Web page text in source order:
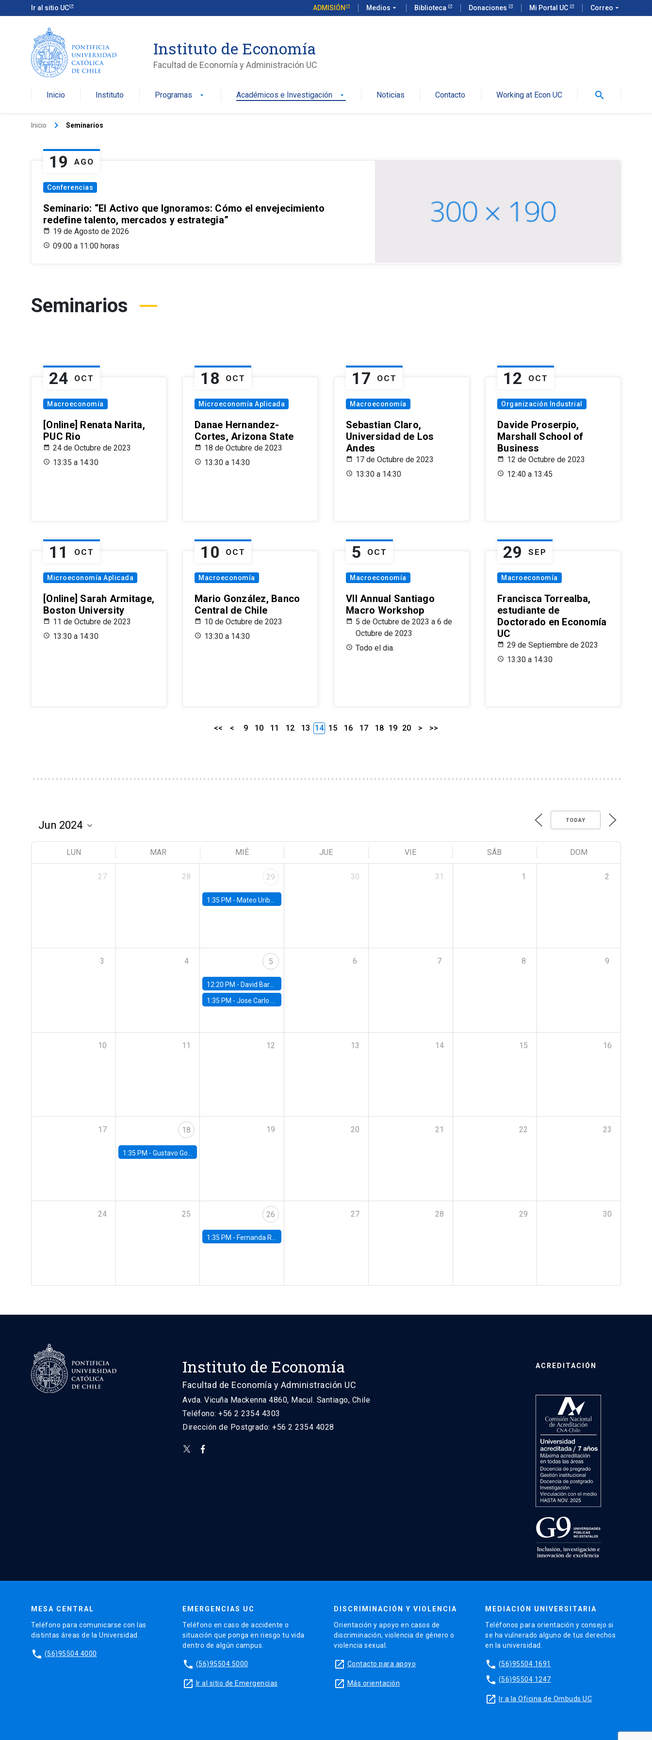
Ir al sitio UC ADMISIÓN Medios arrow_drop_down Biblioteca Donaciones Mi Portal UC Correo arrow_drop_down
Instituto de Economía
Facultad de Economía y Administración UC
Inicio Instituto Programas arrow_drop_down Académicos e Investigación arrow_drop_down Noticias Contacto Working at Econ UC search
Inicio keyboard_arrow_right Seminarios
19 AGO
Conferencias
Seminario: “El Activo que Ignoramos: Cómo el envejecimiento
redefine talento, mercados y estrategia”
19 de Agosto de 2026
09:00 a 11:00 horas
Seminarios
24 OCT
Macroeconomía
[Online] Renata Narita,
PUC Rio
24 de Octubre de 2023
13:35 a 14:30
18 OCT
Microeconomía Aplicada
Danae Hernandez-
Cortes, Arizona State
18 de Octubre de 2023
13:30 a 14:30
17 OCT
Macroeconomía
Sebastian Claro,
Universidad de Los
Andes
17 de Octubre de 2023
13:30 a 14:30
12 OCT
Organización Industrial
Davide Proserpio,
Marshall School of
Business
12 de Octubre de 2023
12:40 a 13:45
11 OCT
Microeconomía Aplicada
[Online] Sarah Armitage,
Boston University
11 de Octubre de 2023
13:30 a 14:30
10 OCT
Macroeconomía
Mario González, Banco
Central de Chile
10 de Octubre de 2023
13:30 a 14:30
5 OCT
Macroeconomía
VII Annual Santiago
Macro Workshop
5 de Octubre de 2023 a 6 de
Octubre de 2023
Todo el dia.
29 SEP
Macroeconomía
Francisca Torrealba,
estudiante de
Doctorado en Economía
UC
29 de Septiembre de 2023
13:30 a 14:30
<< < 9 10 11 12 13 14 15 16 17 18 19 20 > >>
TODAY
LUN MAR MIÉ JUE VIE SÁB DOM
27 28 29
1:35 PM - Mateo Uribe-Castro, Universidad de los Andes (Colombia)
30 31 1 2
3 4 5
12:20 PM - David Bardey, Universidad de los Andes - CEDE
1:35 PM -Jose Carlo Bermudez, UC (ME) & World Bank
6 7 8 9
10 11 12 13 14 15 16
17 18
1:35 PM - Gustavo González, Banco Central de Chile
19 20 21 22 23
24 25 26
1:35 PM - Fernanda Rojas Ampuero, University of Wisconsin-Madison
27 28 29 30
Instituto de Economía
Facultad de Economía y Administración UC
Avda. Vicuña Mackenna 4860, Macul. Santiago, Chile
Teléfono: +56 2 2354 4303
Dirección de Postgrado: +56 2 2354 4028
ACREDITACIÓN
MESA CENTRAL
Teléfono para comunicarse con las
distintas áreas de la Universidad.
phone (56)95504 4000
EMERGENCIAS UC
Teléfono en caso de accidente o
situación que ponga en riesgo tu vida
dentro de algún campus.
phone (56)95504 5000
launch Ir al sitio de Emergencias
DISCRIMINACIÓN Y VIOLENCIA
Orientación y apoyo en casos de
discriminación, violencia de género o
violencia sexual.
launch Contacto para apoyo
launch Más orientación
MEDIACIÓN UNIVERSITARIA
Teléfonos para orientación y consejo si
se ha vulnerado alguno de tus derechos
en la universidad.
phone (56)95504 1691
phone (56)95504 1247
launch Ir a la Oficina de Ombuds UC